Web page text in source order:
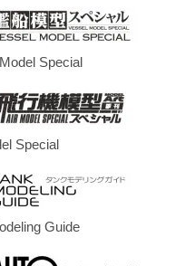
Special
Special
Guide